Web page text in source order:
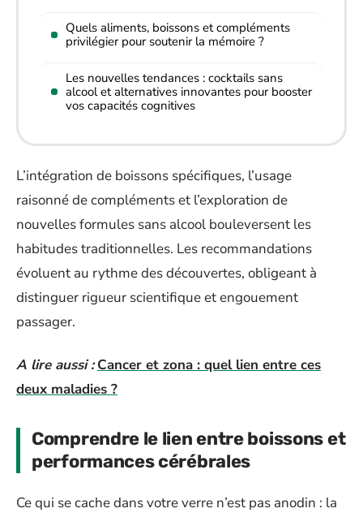
Quels aliments, boissons et compléments
privilégier pour soutenir la mémoire ?
Les nouvelles tendances : cocktails sans
alcool et alternatives innovantes pour booster
vos capacités cognitives
L’intégration de boissons spécifiques, l’usage
raisonné de compléments et l’exploration de
nouvelles formules sans alcool bouleversent les
habitudes traditionnelles. Les recommandations
évoluent au rythme des découvertes, obligeant à
distinguer rigueur scientifique et engouement
passager.
A lire aussi : Cancer et zona : quel lien entre ces
deux maladies ?
Comprendre le lien entre boissons et
performances cérébrales
Ce qui se cache dans votre verre n’est pas anodin : la